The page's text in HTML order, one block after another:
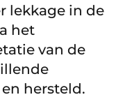
lekkage in de
het
van de
hersteld.